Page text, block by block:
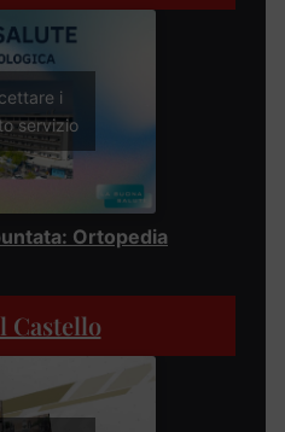
i
servizio
Ortopedia
Castello